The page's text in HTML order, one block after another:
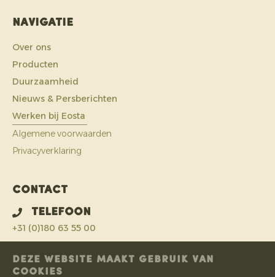
DEZE WEBSITE MAAKT GEBRUIK VAN
COOKIES
Navigatie
Over ons
Producten
Duurzaamheid
Nieuws & Persberichten
Werken bij Eosta
Algemene voorwaarden
Privacyverklaring
Contact
Telefoon
+31 (0)180 63 55 00
E-mail
info@eosta.com